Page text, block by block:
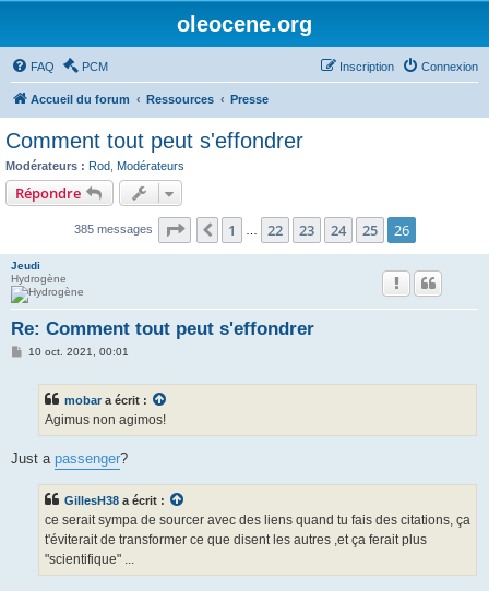
oleocene.org
FAQ PCM Connexion
Inscription
Accueil du forum Ressources Presse
Comment tout peut s'effondrer
Modérateurs : Rod Modérateurs
Répondre
385 messages Page 26 26
Précédent
1 22 23 24 25 26
Jeudi
Hydrogène
Re: Comment tout peut s'effondrer
M10 oct. 2021, 00:01
mobar a écrit :
Agimus non agimos!
Just a passenger?
GillesH38 a écrit :
ce serait sympa de sourcer avec des liens quand tu fais des citations, ça
t'éviterait de transformer ce que disent les autres ,et ça ferait plus
"scientifique" ...